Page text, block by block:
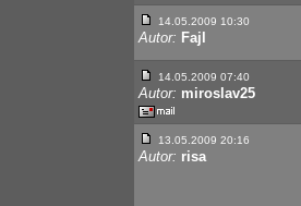
14.05.2009 10:30
Autor: Fajl
14.05.2009 07:40
Autor: miroslav25
13.05.2009 20:16
Autor: risa